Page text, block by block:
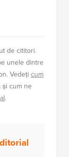
de cititori.
unele dintre
Vedeți cum
cum ne
.